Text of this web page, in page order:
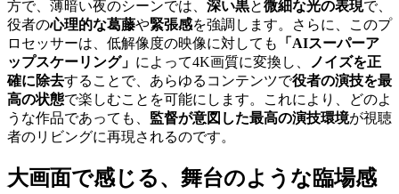
方で、薄暗い夜のシーンでは、 深い黒と微細な光の表現で、
役者の心理的な葛藤や緊張感を強調します。さらに、このプ
ロセッサーは、低解像度の映像に対しても
「AIスーパーア
ップスケーリング」 によって4K画質に変換し、
ノイズを正
確に除去することで、あらゆるコンテンツで役者の演技を最
高の状態で楽しむことを可能にします。これにより、どのよ
うな作品であっても、 監督が意図した最高の演技環境が視聴
者のリビングに再現されるのです。
大画面で感じる、舞台のような臨場感